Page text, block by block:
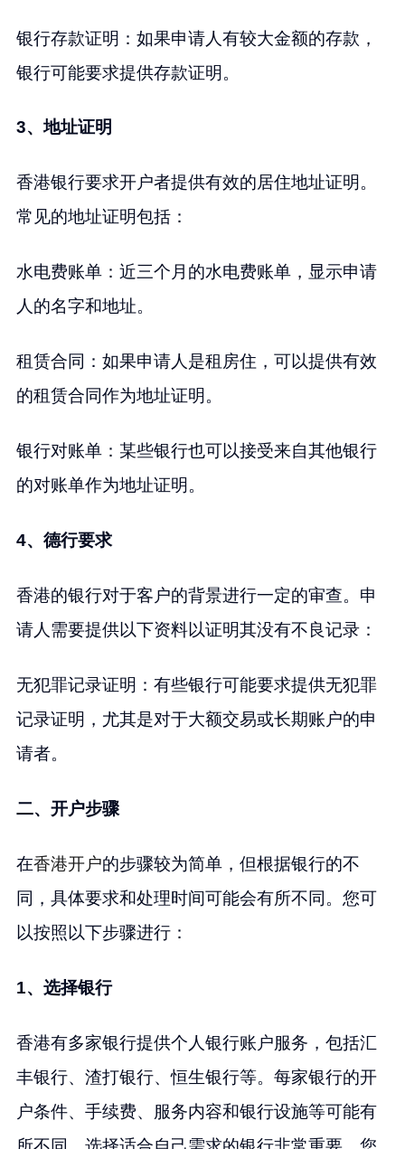
银行存款证明：如果申请人有较大金额的存款，
银行可能要求提供存款证明。
3、地址证明
香港银行要求开户者提供有效的居住地址证明。
常见的地址证明包括：
水电费账单：近三个月的水电费账单，显示申请
人的名字和地址。
租赁合同：如果申请人是租房住，可以提供有效
的租赁合同作为地址证明。
银行对账单：某些银行也可以接受来自其他银行
的对账单作为地址证明。
4、德行要求
香港的银行对于客户的背景进行一定的审查。申
请人需要提供以下资料以证明其没有不良记录：
无犯罪记录证明：有些银行可能要求提供无犯罪
记录证明，尤其是对于大额交易或长期账户的申
请者。
二、开户步骤
在香港开户的步骤较为简单，但根据银行的不
同，具体要求和处理时间可能会有所不同。您可
以按照以下步骤进行：
1、选择银行
香港有多家银行提供个人银行账户服务，包括汇
丰银行、渣打银行、恒生银行等。每家银行的开
户条件、手续费、服务内容和银行设施等可能有